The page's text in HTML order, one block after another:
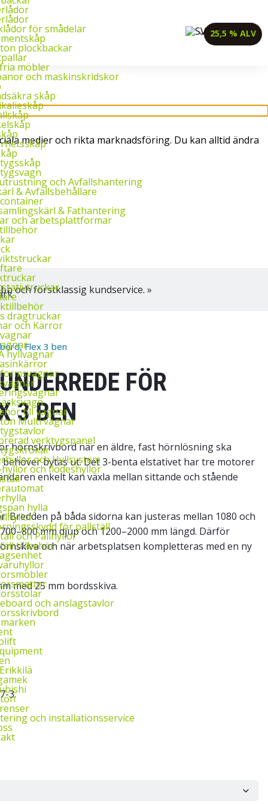
medier och rikta marknadsföring. Du kan alltid ändra
för smådelar
plockbackar
möbler
och maskinskridskor
skåp
och Avfallshantering
& Avfallsbehållare
& Fathantering
och arbetsplattformar
dragtruckar
och Kärror
hyllvagnar
till vagnar
Multi vagnar
verktygspanel
och Hyllsystem
och flödeshyllor
hylla
för pallställ
och Pallhyllor
tillbehör
och anslagstavlor
och installationsservice
25,5 % ALV
och förstklassig kundservice. »
Flex 3 ben
FÖR
3 BEN
hörnskrivbord när en äldre, fast hörnlösning ska
bytas ut. Det 3-benta elstativet har tre motorer
enkelt kan växla mellan sittande och stående
Bredden på båda sidorna kan justeras mellan 1080 och
mm djup och 1200–2000 mm längd. Därför
och när arbetsplatsen kompletteras med en ny
med 25 mm bordsskiva.
3.